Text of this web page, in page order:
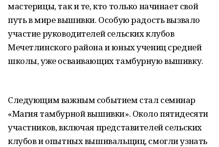
мастерицы, так и те, кто только начинает свой
путь в мире вышивки. Особую радость вызвало
участие руководителей сельских клубов
Мечетлинского района и юных учениц средней
школы, уже осваивающих тамбурную вышивку.
Следующим важным событием стал семинар
«Магия тамбурной вышивки». Около пятидесяти
участников, включая представителей сельских
клубов и опытных вышивальщиц, смогли узнать